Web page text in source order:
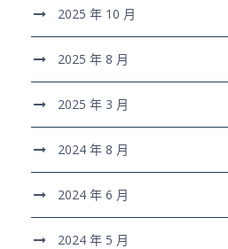
2025 年 10 月
2025 年 8 月
2025 年 3 月
2024 年 8 月
2024 年 6 月
2024 年 5 月